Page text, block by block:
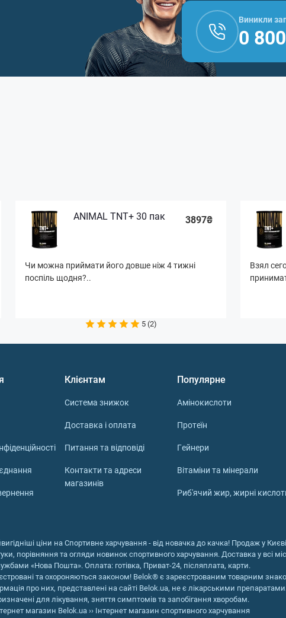
Виникли
0
ANIMAL TNT+ 30 пак 3897₴
Чи можна приймати його довше ніж 4 тижні
поспіль щодня?..
Взял
5 (2)
Клієнтам
Система знижок
Доставка і оплата
Питання та відповіді
Контакти та адреси
магазинів
Популярне
Амінокислоти
Протеїн
Гейнери
Вітаміни та мінерали
Риб'ячий жир, жирні
ціни на Спортивне харчування - від новачка до качка! Продаж у Києві
порівняння та огляди новинок спортивного харчування. Доставка у всі
«Нова Пошта». Оплата: готівка, Приват-24, післяплата, карти.
та охороняються законом! Belok® є зареєстрованим товарним
про них, представлені на сайті Belok.ua, не є лікарськими
для лікування, зняття симптомів та запобігання хворобам.
магазин Belok.ua›› Інтернет магазин спортивного харчування